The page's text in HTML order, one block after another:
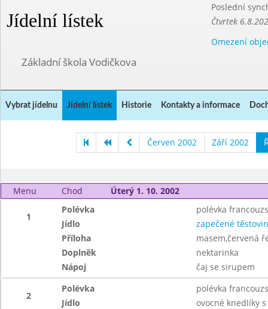
Jídelní lístek
Poslední
Čtvrtek
Omezení
Základní škola Vodičkova
Vybrat jídelnu Jídelní lístek Historie Kontakty a informace
Červen 2002 Září 2002
Menu Chod Úterý 1. 10. 2002
1
Polévka
polévka
Jídlo
zapečené
Příloha
masem,červená
Doplněk
nektarinka
Nápoj
čaj se sirupem
2
Polévka
polévka
Jídlo
ovocné knedlíky